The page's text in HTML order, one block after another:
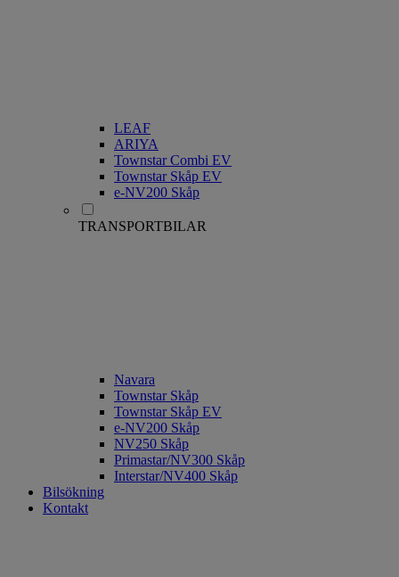
LEAF
ARIYA
Townstar Combi EV
Townstar Skåp EV
e-NV200 Skåp
TRANSPORTBILAR
Navara
Townstar Skåp
Townstar Skåp EV
e-NV200 Skåp
NV250 Skåp
Primastar/NV300 Skåp
Interstar/NV400 Skåp
Bilsökning
Kontakt